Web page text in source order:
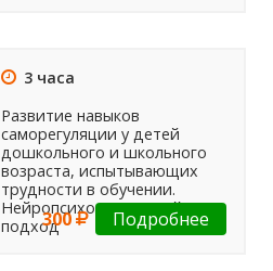
3 часа
Развитие навыков
саморегуляции у детей
дошкольного и школьного
возраста, испытывающих
трудности в обучении.
Нейропсихологический
подход300 Подробнее